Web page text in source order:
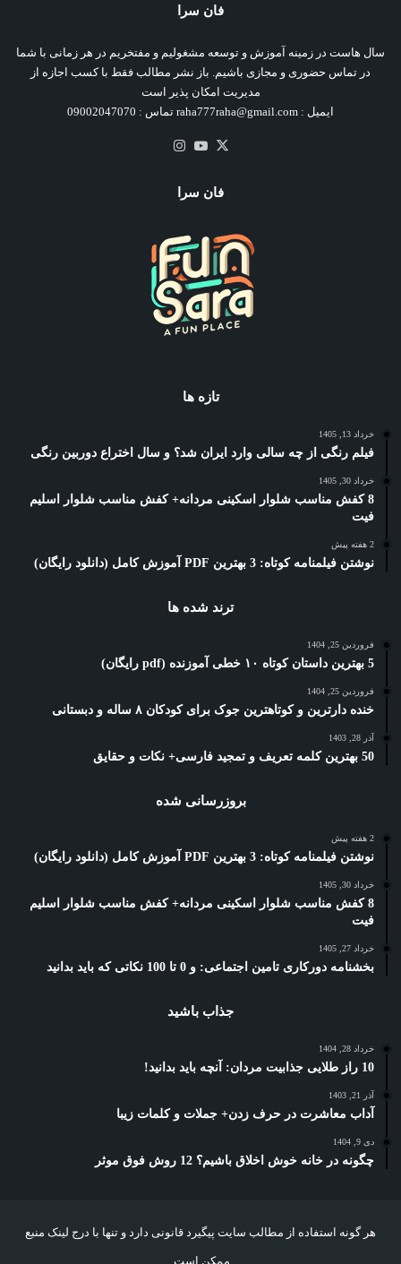
فان سرا
سال هاست در زمینه آموزش و توسعه مشغولیم و مفتخریم در هر زمانی با شما
در تماس حضوری و مجازی باشیم. باز نشر مطالب فقط با کسب اجازه از
مدیریت امکان پذیر است
ایمیل : raha777raha@gmail.com تماس : 09002047070
X یوتیوب
فان سرا
تازه ها
خرداد 13, 1405
فیلم رنگی از چه سالی وارد ایران شد؟ و سال اختراع دوربین رنگی
خرداد 30, 1405
8 کفش مناسب شلوار اسکینی مردانه+ کفش مناسب شلوار اسلیم
فیت
2 هفته پیش
نوشتن فیلمنامه کوتاه: 3 بهترین PDF آموزش کامل (دانلود رایگان)
ترند شده ها
فروردین 25, 1404
5 بهترین داستان کوتاه ۱۰ خطی آموزنده (pdf رایگان)
فروردین 25, 1404
خنده دارترین و کوتاهترین جوک برای کودکان ۸ ساله و دبستانی
آذر 28, 1403
50 بهترین کلمه تعریف و تمجید فارسی+ نکات و حقایق
بروزرسانی شده
2 هفته پیش
نوشتن فیلمنامه کوتاه: 3 بهترین PDF آموزش کامل (دانلود رایگان)
خرداد 30, 1405
8 کفش مناسب شلوار اسکینی مردانه+ کفش مناسب شلوار اسلیم
فیت
خرداد 27, 1405
بخشنامه دورکاری تامین اجتماعی: و 0 تا 100 نکاتی که باید بدانید
جذاب باشید
خرداد 28, 1404
10 راز طلایی جذابیت مردان: آنچه باید بدانید!
آذر 21, 1403
آداب معاشرت در حرف زدن+ جملات و کلمات زیبا
دی 9, 1404
چگونه در خانه خوش اخلاق باشیم؟ 12 روش فوق موثر
هر گونه استفاده از مطالب سایت پیگیرد قانونی دارد و تنها با درج لینک منبع
ممکن است.